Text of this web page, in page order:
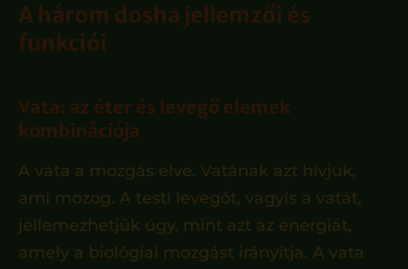
A három dosha jellemzői és
funkciói
Vata: az éter és levegő elemek
kombinációja
A vata a mozgás elve. Vatának azt hívjuk,
ami mozog. A testi levegőt, vagyis a vatát,
jellemezhetjük úgy, mint azt az energiát,
amely a biológiai mozgást irányítja. A vata